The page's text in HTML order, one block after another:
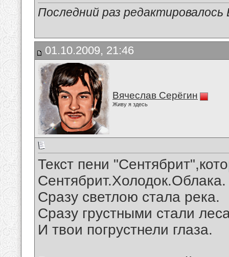
Последний раз
01.10.2009, 21:46
Вячеслав Серёгин
Живу я здесь
Текст пени
Сентябрит.Холодок.Облака.
Сразу светлою стала река.
Сразу грустными стали
И твои погрустнели глаза.